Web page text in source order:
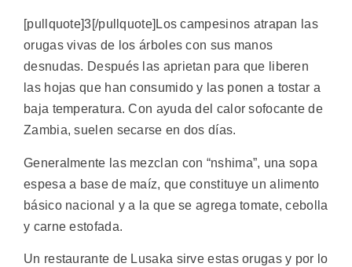
[pullquote]3[/pullquote]Los campesinos atrapan las
orugas vivas de los árboles con sus manos
desnudas. Después las aprietan para que liberen
las hojas que han consumido y las ponen a tostar a
baja temperatura. Con ayuda del calor sofocante de
Zambia, suelen secarse en dos días.
Generalmente las mezclan con “nshima”, una sopa
espesa a base de maíz, que constituye un alimento
básico nacional y a la que se agrega tomate, cebolla
y carne estofada.
Un restaurante de Lusaka sirve estas orugas y por lo